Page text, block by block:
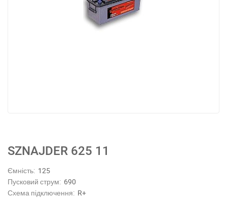
SZNAJDER 625 11
Ємність: 125
Пусковий струм: 690
Схема підключення: R+